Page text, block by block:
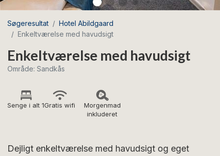
Søgeresultat
Hotel Abildgaard
Enkeltværelse med havudsigt
Enkeltværelse med havudsigt
Område: Sandkås
Senge i alt 1Gratis wifi
Morgenmad
inkluderet
Dejligt enkeltværelse med havudsigt og eget